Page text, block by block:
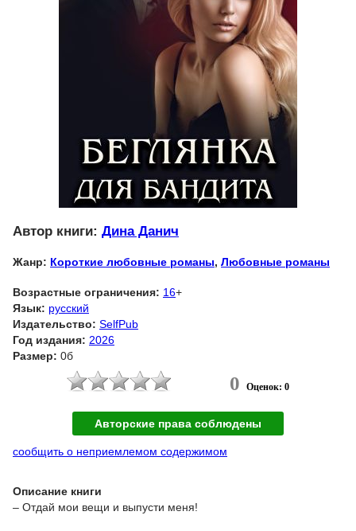
Автор книги: Дина Данич
Жанр: Короткие любовные романы, Любовные романы
Возрастные ограничения: 16+
Язык: русский
Издательство: SelfPub
Год издания: 2026
Размер: 0б
0 Оценок: 0
Авторские права соблюдены
сообщить о неприемлемом содержимом
Описание книги
– Отдай мои вещи и выпусти меня!